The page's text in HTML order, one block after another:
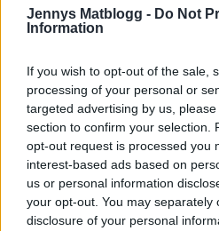
Jennys Matblogg - Do Not
Information
If you wish to opt-out of the sale,
processing of your personal or
targeted advertising by us,
section to confirm your selection.
opt-out request is processed you
interest-based ads based on
us or personal information
your opt-out. You may separately
disclosure of your personal